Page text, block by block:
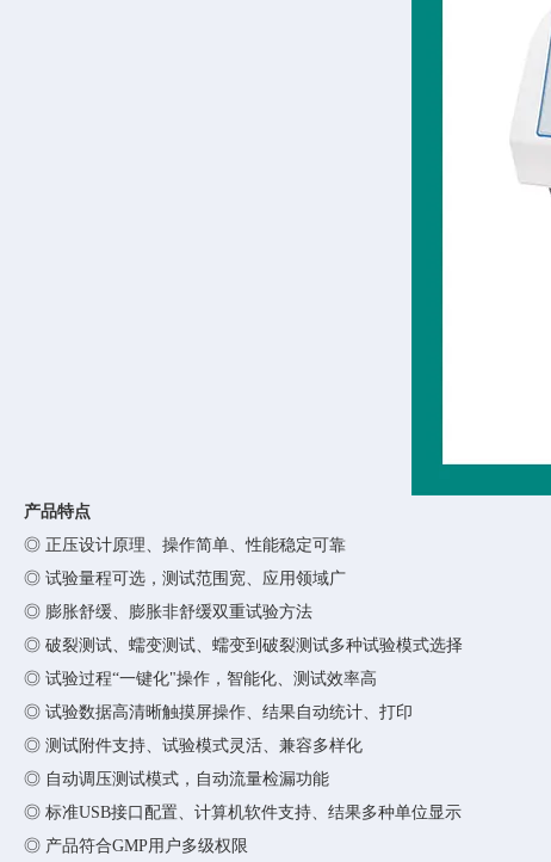
产品特点
◎ 正压设计原理、操作简单、性能稳定可靠
◎ 试验量程可选，测试范围宽、应用领域广
◎ 膨胀舒缓、膨胀非舒缓双重试验方法
◎ 破裂测试、蠕变测试、蠕变到破裂测试多种试验模式选择
◎ 试验过程“一键化"操作，智能化、测试效率高
◎ 试验数据高清晰触摸屏操作、结果自动统计、打印
◎ 测试附件支持、试验模式灵活、兼容多样化
◎ 自动调压测试模式，自动流量检漏功能
◎ 标准USB接口配置、计算机软件支持、结果多种单位显示
◎ 产品符合GMP用户多级权限